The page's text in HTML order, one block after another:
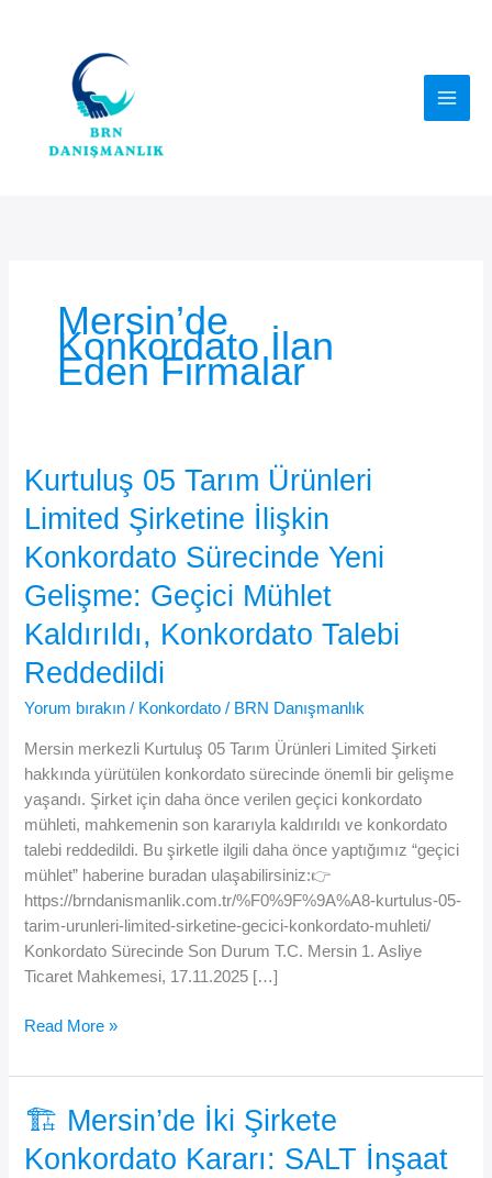
Mersin’de
Konkordato İlan
Eden Firmalar
Kurtuluş 05 Tarım Ürünleri
Limited Şirketine İlişkin
Konkordato Sürecinde Yeni
Gelişme: Geçici Mühlet
Kaldırıldı, Konkordato Talebi
Reddedildi
Yorum bırakın / Konkordato / BRN Danışmanlık
Mersin merkezli Kurtuluş 05 Tarım Ürünleri Limited Şirketi
hakkında yürütülen konkordato sürecinde önemli bir gelişme
yaşandı. Şirket için daha önce verilen geçici konkordato
mühleti, mahkemenin son kararıyla kaldırıldı ve konkordato
talebi reddedildi. Bu şirketle ilgili daha önce yaptığımız “geçici
mühlet” haberine buradan ulaşabilirsiniz:👉
https://brndanismanlik.com.tr/%F0%9F%9A%A8-kurtulus-05-
tarim-urunleri-limited-sirketine-gecici-konkordato-muhleti/
Konkordato Sürecinde Son Durum T.C. Mersin 1. Asliye
Ticaret Mahkemesi, 17.11.2025 […]
Kurtuluş
Tarım
Limited
Şirketine
Read More »
🏗️ Mersin’de İki Şirkete
Konkordato Kararı: SALT İnşaat